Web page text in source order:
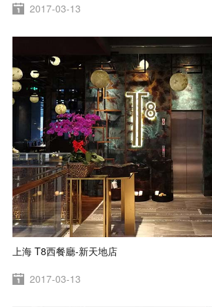
2017-03-13
上海 T8西餐廳-新天地店
2017-03-13